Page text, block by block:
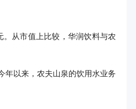
从市值上比较，华润饮料与农
年以来，农夫山泉的饮用水业务